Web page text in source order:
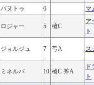
バヌトゥ 6 マ
ロジャー 5 槍C
ア
ト
ジョルジュ 7 弓A ス
ミネルバ 10 槍C 斧A
ト